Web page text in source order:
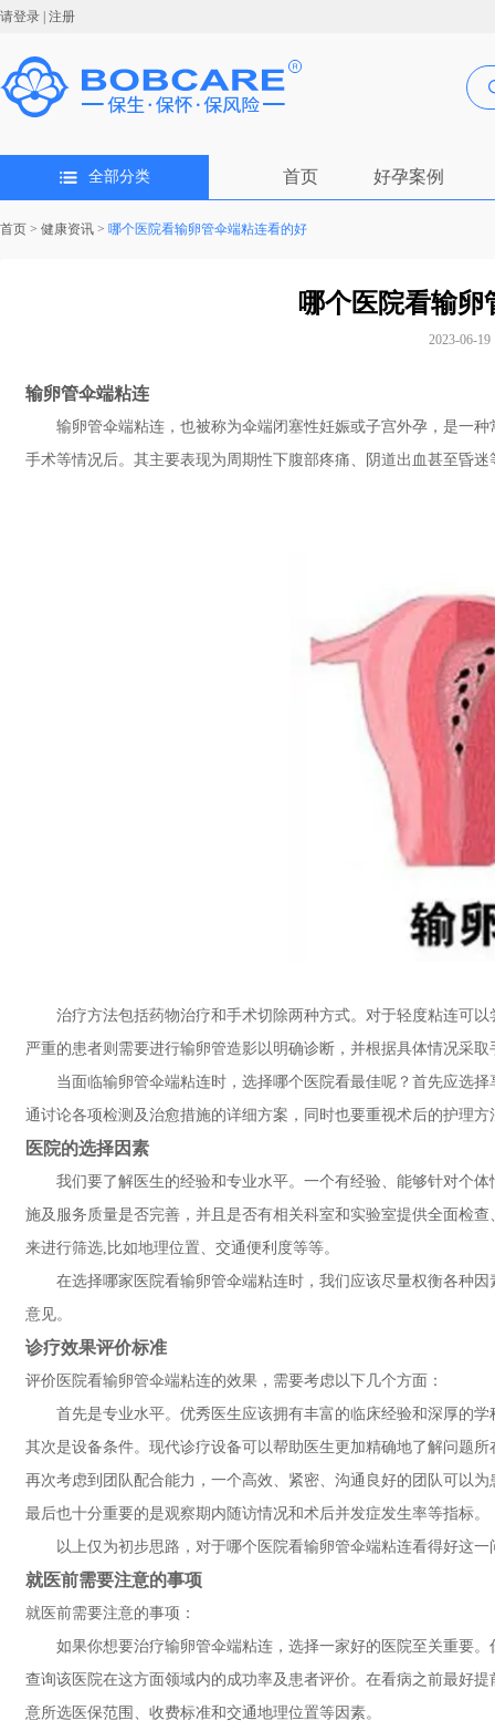
请登录 | 注册
全部分类 首页 好孕案例
首页 > 健康资讯 > 哪个医院看输卵管伞端粘连看的好
哪个医院看输卵
2023-06-19
输卵管伞端粘连
输卵管伞端粘连，也被称为伞端闭塞性妊娠或子宫外孕，是一
手术等情况后。其主要表现为周期性下腹部疼痛、阴道出血甚至昏迷
治疗方法包括药物治疗和手术切除两种方式。对于轻度粘连可
严重的患者则需要进行输卵管造影以明确诊断，并根据具体情况采
当面临输卵管伞端粘连时，选择哪个医院看最佳呢？首先应选
通讨论各项检测及治愈措施的详细方案，同时也要重视术后的护理
医院的选择因素
我们要了解医生的经验和专业水平。一个有经验、能够针对个
施及服务质量是否完善，并且是否有相关科室和实验室提供全面检
来进行筛选,比如地理位置、交通便利度等等。
在选择哪家医院看输卵管伞端粘连时，我们应该尽量权衡各种
意见。
诊疗效果评价标准
评价医院看输卵管伞端粘连的效果，需要考虑以下几个方面：
首先是专业水平。优秀医生应该拥有丰富的临床经验和深厚的
其次是设备条件。现代诊疗设备可以帮助医生更加精确地了解问题
再次考虑到团队配合能力，一个高效、紧密、沟通良好的团队可以
最后也十分重要的是观察期内随访情况和术后并发症发生率等指标。
以上仅为初步思路，对于哪个医院看输卵管伞端粘连看得好这
就医前需要注意的事项
就医前需要注意的事项：
如果你想要治疗输卵管伞端粘连，选择一家好的医院至关重要
查询该医院在这方面领域内的成功率及患者评价。在看病之前最好
意所选医保范围、收费标准和交通地理位置等因素。